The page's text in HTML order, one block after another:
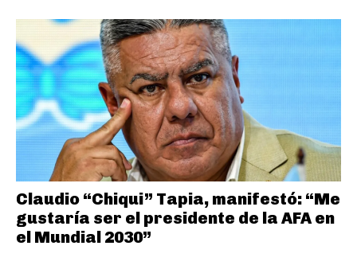
Claudio “Chiqui” Tapia, manifestó: “Me
gustaría ser el presidente de la AFA en
el Mundial 2030”